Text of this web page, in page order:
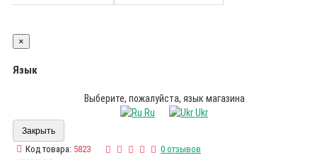
×
Язык
Выберите, пожалуйста, язык магазина
Ru
Ukr
Закрыть
Код товара: 5823 0 отзывов